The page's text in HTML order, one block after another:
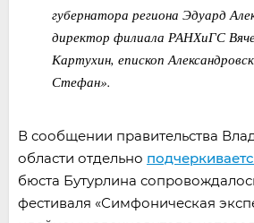
губернатора региона Эдуард
директор филиала РАНХиГС
Картухин, епископ
Стефан».
В сообщении правительства
области отдельно
бюста Бутурлина
фестиваля «Симфоническая